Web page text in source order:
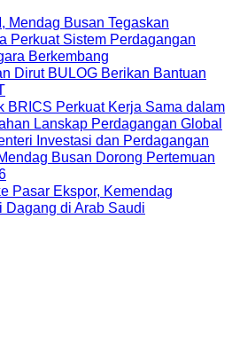
Mendag Busan Tegaskan
Perkuat Sistem Perdagangan
Berkembang
Dirut BULOG Berikan Bantuan
BRICS Perkuat Kerja Sama dalam
Lanskap Perdagangan Global
Investasi dan Perdagangan
Busan Dorong Pertemuan
Pasar Ekspor, Kemendag
Dagang di Arab Saudi